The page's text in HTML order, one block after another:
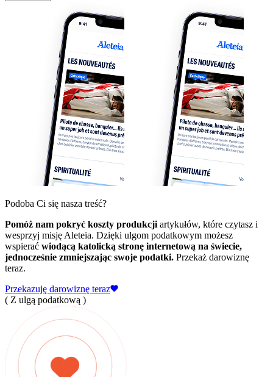
Podoba Ci się nasza treść?
Pomóż nam pokryć koszty produkcji artykułów, które czytasz i
wesprzyj misję Aleteia. Dzięki ulgom podatkowym możesz
wspierać wiodącą katolicką stronę internetową na świecie,
jednocześnie zmniejszając swoje podatki. Przekaż darowiznę
teraz.
Przekazuję darowiznę teraz
( Z ulgą podatkową )